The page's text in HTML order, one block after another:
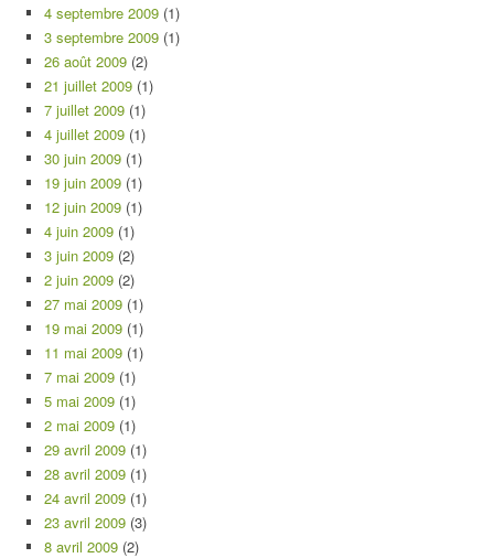
4 septembre 2009 (1)
3 septembre 2009 (1)
26 août 2009 (2)
21 juillet 2009 (1)
7 juillet 2009 (1)
4 juillet 2009 (1)
30 juin 2009 (1)
19 juin 2009 (1)
12 juin 2009 (1)
4 juin 2009 (1)
3 juin 2009 (2)
2 juin 2009 (2)
27 mai 2009 (1)
19 mai 2009 (1)
11 mai 2009 (1)
7 mai 2009 (1)
5 mai 2009 (1)
2 mai 2009 (1)
29 avril 2009 (1)
28 avril 2009 (1)
24 avril 2009 (1)
23 avril 2009 (3)
8 avril 2009 (2)